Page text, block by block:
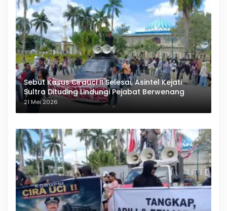
Sebut Kasus Cirauci II Selesai, Asintel Kejati
Sultra Dituding Lindungi Pejabat Berwenang
21 Mei 2026